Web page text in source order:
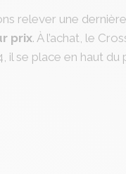
relever une
prix. À l’achat, le
il se place en haut